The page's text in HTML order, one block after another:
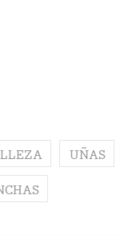
UÑAS